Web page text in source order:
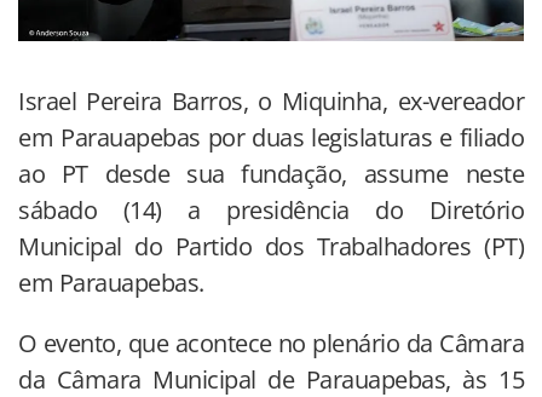
Israel Pereira Barros, o Miquinha, ex-vereador
em Parauapebas por duas legislaturas e filiado
ao PT desde sua fundação, assume neste
sábado (14) a presidência do Diretório
Municipal do Partido dos Trabalhadores (PT)
em Parauapebas.
O evento, que acontece no plenário da Câmara
da Câmara Municipal de Parauapebas, às 15